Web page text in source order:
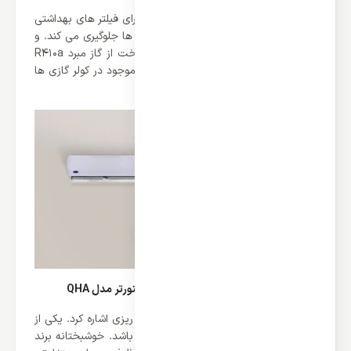
کولر گازی کریر 12000 اینورتر مدل QHA دارای فیلتر های بهداشتی
آنتی باکتریال می باشد که از ورود آلاینده ها جلوگیری می کند. و
اما باید گفت که این محصول خوش ساخت از گاز مبرد R410a
بهره می برد که یکی از بهترین مبرد های موجود در کولر گازی ها
قبل از خرید کولر گازی کریر باید به نکات ریزی اشاره کرد. یکی از
نکات برجسته انتخاب درست ظرفیت می باشد. خوشبختانه برند